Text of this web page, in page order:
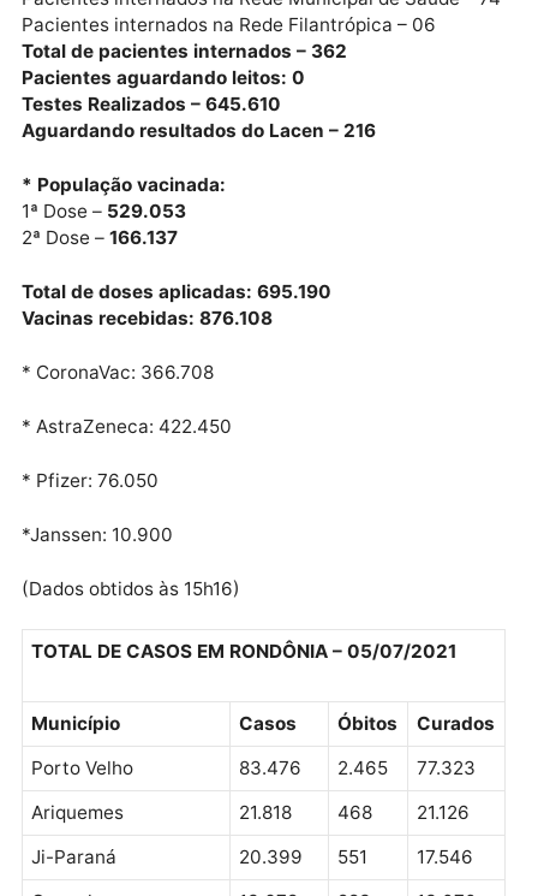
Pacientes recuperados – 236.368 (93,79%)
Óbitos – 6.213 (2,47%)
Pacientes internados na Rede Estadual de Saúde –
Pacientes internados na Rede Privada – 46
Pacientes internados na Rede Municipal de Saúde –
Total de pacientes internados – 362
Pacientes aguardando leitos: 0
Testes Realizados – 645.610
Aguardando resultados do Lacen – 216
1ª Dose –529.053
Vacinas recebidas: 876.108
* CoronaVac: 366.708
* Pfizer: 76.050
*Janssen: 10.900
(Dados obtidos às 15h16)
TOTAL DE CASOS EM RONDÔNIA – 05/07/2021